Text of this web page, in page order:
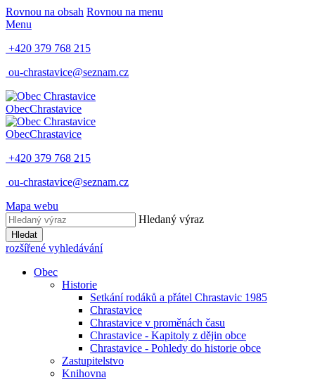
Rovnou na obsah Rovnou na menu
Menu
+420 379 768 215
ou-chrastavice@seznam.cz
ObecChrastavice
ObecChrastavice
+420 379 768 215
ou-chrastavice@seznam.cz
Mapa webu
Hledaný výraz
Hledat
rozšířené vyhledávání
Obec
Historie
Setkání rodáků a přátel Chrastavic 1985
Chrastavice
Chrastavice v proměnách času
Chrastavice - Kapitoly z dějin obce
Chrastavice - Pohledy do historie obce
Zastupitelstvo
Knihovna